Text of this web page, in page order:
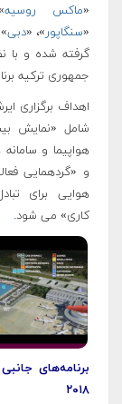
«ماکس روسیه
«سنگاپور»، «دبی
گرفته شده و با
جمهوری ترکیه
هواپیما و
و «گردهمایی
هوایی برای
کاری» می شود.
برنامه‌های
۲۰۱۸